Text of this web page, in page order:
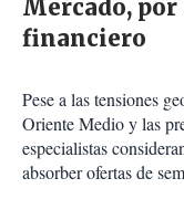
Mercado,
financiero
Pese a las tensiones
Oriente Medio y las
especialistas
absorber ofertas de